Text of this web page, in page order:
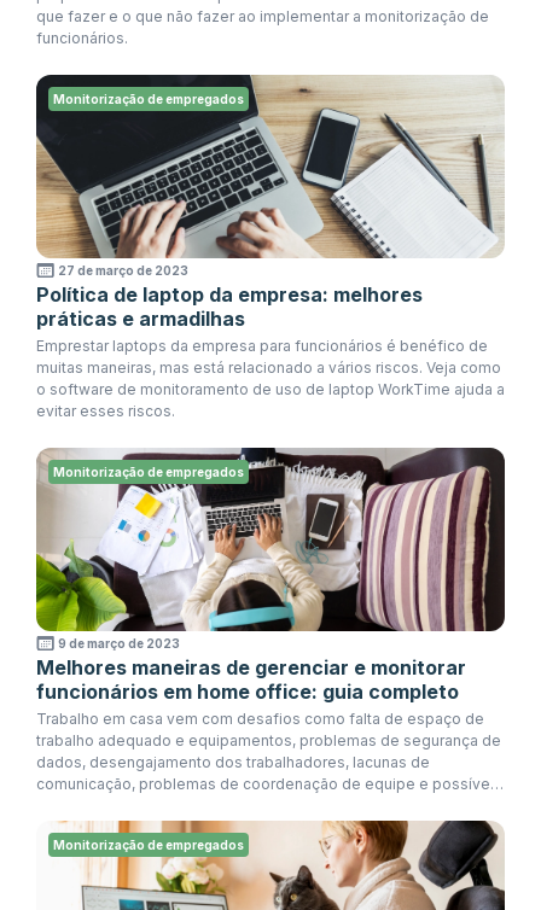
que fazer e o que não fazer ao implementar a monitorização de
funcionários.
27 de março de 2023
Política de laptop da empresa: melhores
práticas e armadilhas
Emprestar laptops da empresa para funcionários é benéfico de
muitas maneiras, mas está relacionado a vários riscos. Veja como
o software de monitoramento de uso de laptop WorkTime ajuda a
evitar esses riscos.
Monitorização de empregados
9 de março de 2023
Melhores maneiras de gerenciar e monitorar
funcionários em home office: guia completo
Trabalho em casa vem com desafios como falta de espaço de
trabalho adequado e equipamentos, problemas de segurança de
dados, desengajamento dos trabalhadores, lacunas de
comunicação, problemas de coordenação de equipe e possíveis
home office.
Monitorização de empregados
Monitorização de empregados